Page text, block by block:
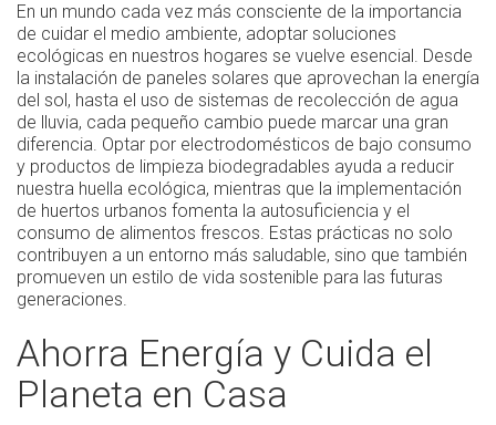
En un mundo cada vez más consciente de la importancia
de cuidar el medio ambiente, adoptar soluciones
ecológicas en nuestros hogares se vuelve esencial. Desde
la instalación de paneles solares que aprovechan la energía
del sol, hasta el uso de sistemas de recolección de agua
de lluvia, cada pequeño cambio puede marcar una gran
diferencia. Optar por electrodomésticos de bajo consumo
y productos de limpieza biodegradables ayuda a reducir
nuestra huella ecológica, mientras que la implementación
de huertos urbanos fomenta la autosuficiencia y el
consumo de alimentos frescos. Estas prácticas no solo
contribuyen a un entorno más saludable, sino que también
promueven un estilo de vida sostenible para las futuras
generaciones.
Ahorra Energía y Cuida el
Planeta en Casa